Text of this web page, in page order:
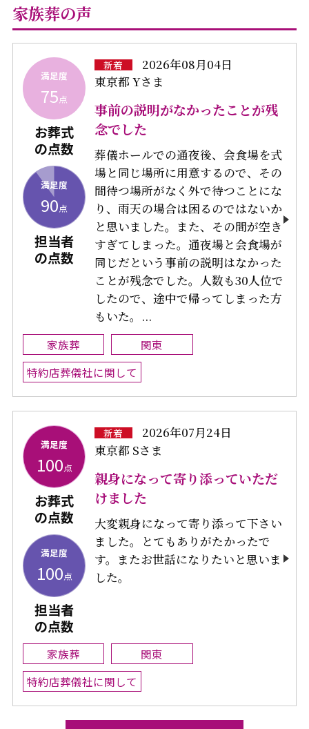
家族葬の声
満足度
75点
お葬式
の点数
満足度
90点
担当者
の点数
新着
2026年08月04日
東京都 Yさま
事前の説明がなかったことが残
念でした
葬儀ホールでの通夜後、会食場を式
場と同じ場所に用意するので、その
間待つ場所がなく外で待つことにな
り、雨天の場合は困るのではないか
と思いました。また、その間が空き
すぎてしまった。通夜場と会食場が
同じだという事前の説明はなかった
ことが残念でした。人数も30人位で
したので、途中で帰ってしまった方
もいた。...
家族葬
関東
特約店葬儀社に関して
満足度
100点
お葬式
の点数
満足度
100点
担当者
の点数
新着
2026年07月24日
東京都 Sさま
親身になって寄り添っていただ
けました
大変親身になって寄り添って下さい
ました。とてもありがたかったで
す。またお世話になりたいと思いま
した。
家族葬
関東
特約店葬儀社に関して